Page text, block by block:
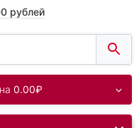
рублей
на 0.00₽